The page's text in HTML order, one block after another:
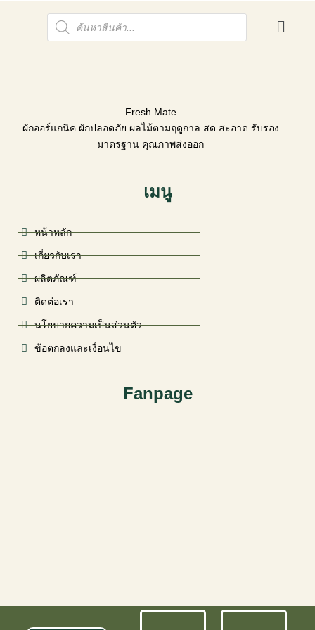
Products
search
Fresh Mate
ผักออร์แกนิค ผักปลอดภัย ผลไม้ตามฤดูกาล สด สะอาด รับรอง
มาตรฐาน คุณภาพส่งออก
เมนู
หน้าหลัก
เกี่ยวกับเรา
ผลิตภัณฑ์
ติดต่อเรา
นโยบายความเป็นส่วนตัว
ข้อตกลงและเงื่อนไข
Fanpage